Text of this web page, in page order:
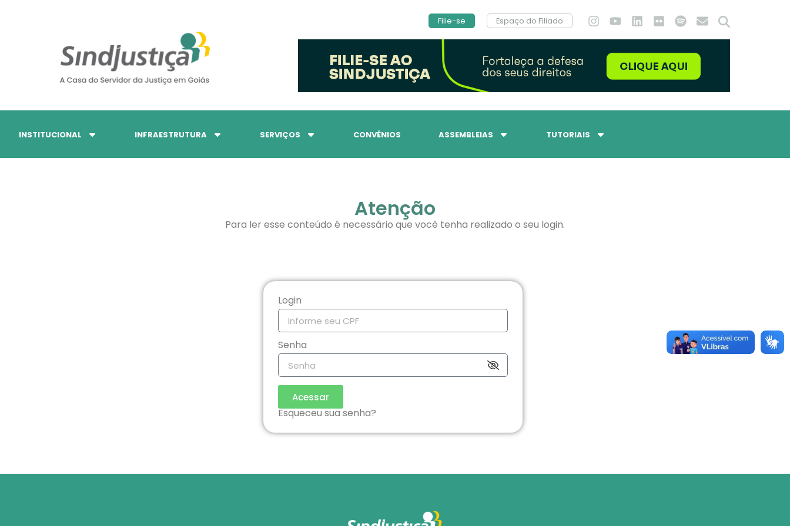
Filie-se Espaço do Filiado
INSTITUCIONAL INFRAESTRUTURA SERVIÇOS CONVÊNIOS ASSEMBLEIAS TUTORIAIS
Atenção
Para ler esse conteúdo é necessário que você tenha realizado o seu login.
Login
Senha
Acessar
Esqueceu sua senha?